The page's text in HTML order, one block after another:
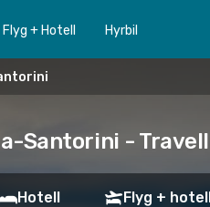
Flyg + Hotell Hyrbil
Santorini -
Hotell Flyg +